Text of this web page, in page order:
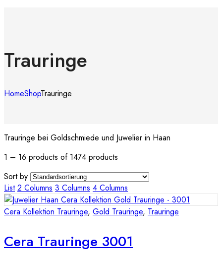
Trauringe
HomeShopTrauringe
Trauringe bei Goldschmiede und Juwelier in Haan
1 – 16 products of 1474 products
Sort by
List 2 Columns 3 Columns 4 Columns
Cera Kollektion Trauringe, Gold Trauringe, Trauringe
Cera Trauringe 3001